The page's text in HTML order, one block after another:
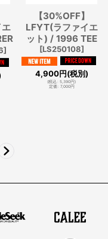
]
【30%OFF】
LFYT(ラファイエ
ット) / 1996 TEE
[LS250108]
4,900円(税別)
(税込 5,390円)
定価
7,000円